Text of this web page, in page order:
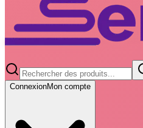
ConnexionMon compte